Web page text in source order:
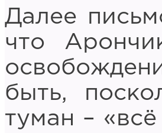
Далее
что
быть,
туман –